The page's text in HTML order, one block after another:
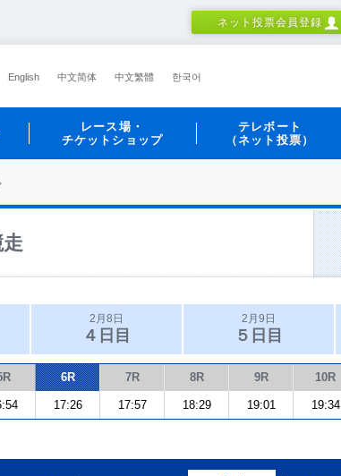
ネット投票会員登録
English 中文简体 中文繁體 한국어
レース場・
チケットショップ
テレボート
（ネット投票）
2月8日
４日目
2月9日
５日目
6R 7R 8R 9R 10R
17:26 17:57 18:29 19:01 19:34